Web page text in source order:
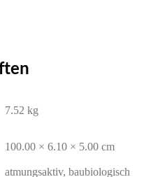
7.52 kg
100.00 × 6.10 × 5.00 cm
atmungsaktiv, baubiologisch